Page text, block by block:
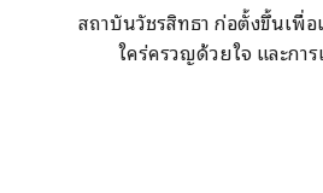
สถาบันวัชรสิทธา ก่อตั้งขึ้นเพื่
ใคร่ครวญด้วยใจ และกา